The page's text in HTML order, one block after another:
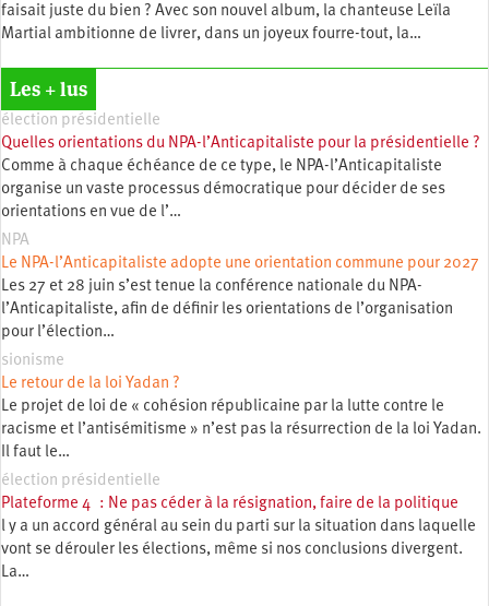
faisait juste du bien ? Avec son nouvel album, la chanteuse Leïla
Martial ambitionne de livrer, dans un joyeux fourre-tout, la…
Les + lus
élection présidentielle
Quelles orientations du NPA-l’Anticapitaliste pour la présidentielle ?
Comme à chaque échéance de ce type, le NPA-l’Anticapitaliste
organise un vaste processus démocratique pour décider de ses
orientations en vue de l’…
NPA
Le NPA-l’Anticapitaliste adopte une orientation commune pour 2027
Les 27 et 28 juin s’est tenue la conférence nationale du NPA-
l’Anticapitaliste, afin de définir les orientations de l’organisation
pour l’élection…
sionisme
Le retour de la loi Yadan ?
Le projet de loi de « cohésion républicaine par la lutte contre le
racisme et l’antisémitisme » n’est pas la résurrection de la loi Yadan.
Il faut le…
élection présidentielle
Plateforme 4 : Ne pas céder à la résignation, faire de la politique
l y a un accord général au sein du parti sur la situation dans laquelle
vont se dérouler les élections, même si nos conclusions divergent.
La…